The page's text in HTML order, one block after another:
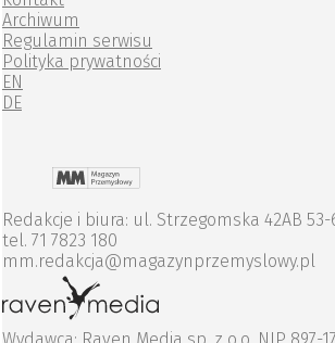
Archiwum
Regulamin serwisu
Polityka prywatności
EN
DE
Redakcje i biura: ul. Strzegomska 42AB 53-
tel. 71 7823 180
mm.redakcja@magazynprzemyslowy.pl